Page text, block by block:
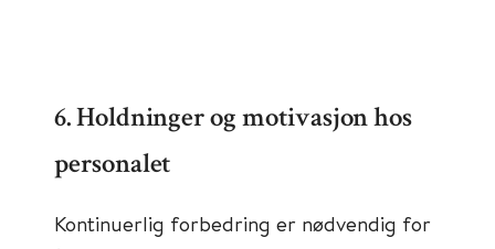
6. Holdninger og motivasjon hos
personalet
Kontinuerlig forbedring er nødvendig for